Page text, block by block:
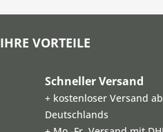
IHRE VORTEILE
Schneller Versand
+ kostenloser Versand
Deutschlands